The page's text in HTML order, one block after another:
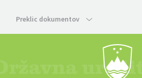
Preklic dokumentov